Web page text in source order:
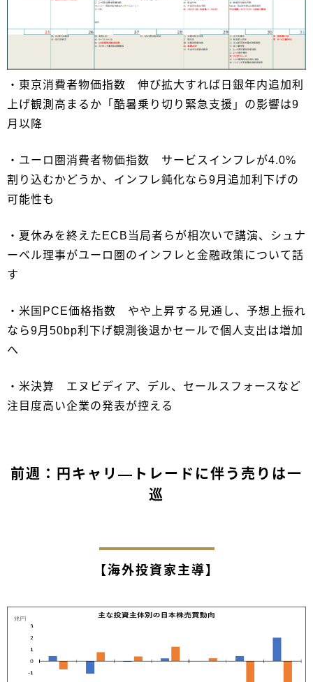
・東京消費者物価指数 伸び拡大すれば日銀年内追加利
上げ観測高まるか「酷暑乗り切り緊急支援」の影響は9
月以降
・ユーロ圏消費者物価指数 サービスインフレが4.0%
割り込むかどうか、インフレ鈍化なら9月追加利下げの
可能性も
・夏休みを終えたECB当局者らが相次いで講演、シュナ
ーベル理事がユーロ圏のインフレと金融政策について話
す
・米国PCE価格指数 やや上昇する見通し、予想上振れ
なら9月50bp利下げ観測後退かセールで個人支出は増加
へ
・米決算 エヌビディア、デル、セールスフォースなど
注目度高い企業の発表が控える
前週：円キャリ―トレードに伴う売りは一
巡
【海外投資家主導】